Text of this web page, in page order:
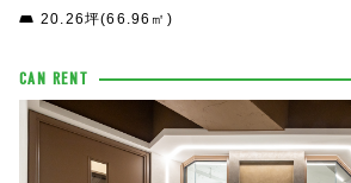
20.26坪(66.96㎡)
CAN RENT